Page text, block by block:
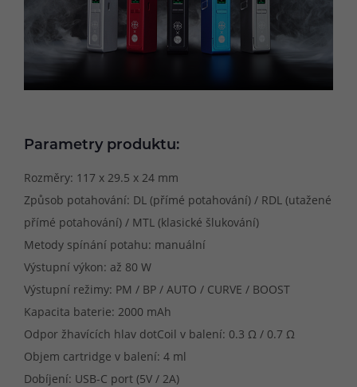
Parametry produktu:
Rozměry: 117 x 29.5 x 24 mm
Způsob potahování: DL (přímé potahování) / RDL (utažené
přímé potahování) / MTL (klasické šlukování)
Metody spínání potahu: manuální
Výstupní výkon: až 80 W
Výstupní režimy: PM / BP / AUTO / CURVE / BOOST
Kapacita baterie: 2000 mAh
Odpor žhavících hlav dotCoil v balení: 0.3 Ω / 0.7 Ω
Objem cartridge v balení: 4 ml
Dobíjení: USB-C port (5V / 2A)